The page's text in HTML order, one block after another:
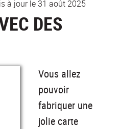
à jour le 31 août 2025
DES
Vous allez
pouvoir
fabriquer une
jolie carte